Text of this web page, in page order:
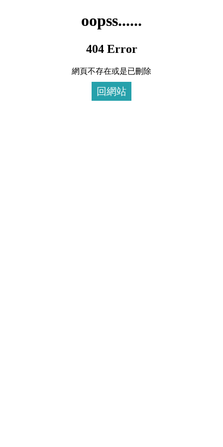
oopss......
404 Error
網頁不存在或是已刪除
回網站